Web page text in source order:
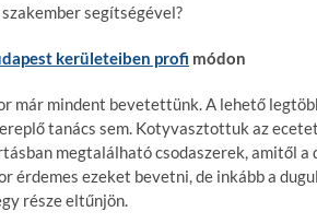
segítségével?
kerületeiben profi módon
már mindent bevetettünk. A lehető
tanács sem. Kotyvasztottuk az
megtalálható csodaszerek, amitől
érdemes ezeket bevetni, de inkább a
része eltűnjön.